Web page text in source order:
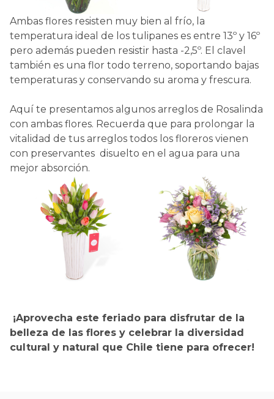
Ambas flores resisten muy bien al frío, la
temperatura ideal de los tulipanes es entre 13º y 16º
pero además pueden resistir hasta -2,5º. El clavel
también es una flor todo terreno, soportando bajas
temperaturas y conservando su aroma y frescura.
Aquí te presentamos algunos arreglos de Rosalinda
con ambas flores. Recuerda que para prolongar la
vitalidad de tus arreglos todos los floreros vienen
con preservantes disuelto en el agua para una
mejor absorción.
¡Aprovecha este feriado para disfrutar de la
belleza de las flores y celebrar la diversidad
cultural y natural que Chile tiene para ofrecer!